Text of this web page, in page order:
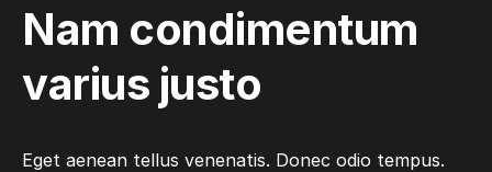
Nam condimentum
varius justo
Eget aenean tellus venenatis. Donec odio tempus.